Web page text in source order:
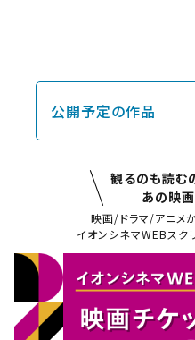
チケット購入
都道府県から選ぶ
公開予定の作品
観るのも読む
あの映
映画/ドラマ/アニメ
イオンシネマWEBスク